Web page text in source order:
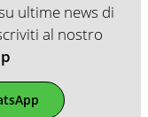
ultime news di
al nostro